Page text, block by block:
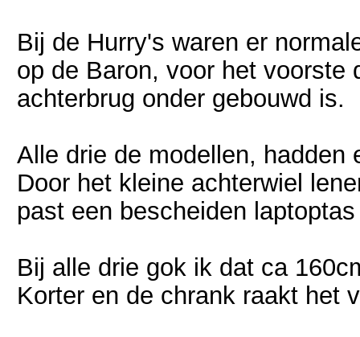
Bij de Hurry's waren er
op de Baron, voor het voorste
achterbrug onder gebouwd is.
Alle drie de modellen, hadden
Door het kleine achterwiel
past een bescheiden
Bij alle drie gok ik dat ca
Korter en de chrank raakt het